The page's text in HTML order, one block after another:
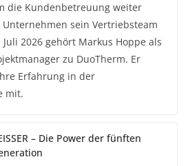
die Kundenbetreuung weiter
sein Vertriebsteam
2026 gehört Markus Hoppe als
zu DuoTherm. Er
Erfahrung in der
mit.
– Die Power der fünften